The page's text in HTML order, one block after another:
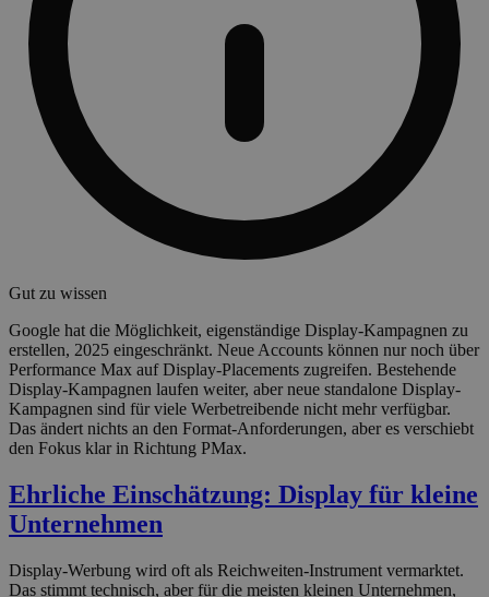
Gut zu wissen
Google hat die Möglichkeit, eigenständige Display-Kampagnen zu
erstellen, 2025 eingeschränkt. Neue Accounts können nur noch über
Performance Max auf Display-Placements zugreifen. Bestehende
Display-Kampagnen laufen weiter, aber neue standalone Display-
Kampagnen sind für viele Werbetreibende nicht mehr verfügbar.
Das ändert nichts an den Format-Anforderungen, aber es verschiebt
den Fokus klar in Richtung PMax.
Ehrliche Einschätzung: Display für kleine
Unternehmen
Display-Werbung wird oft als Reichweiten-Instrument vermarktet.
Das stimmt technisch, aber für die meisten kleinen Unternehmen,